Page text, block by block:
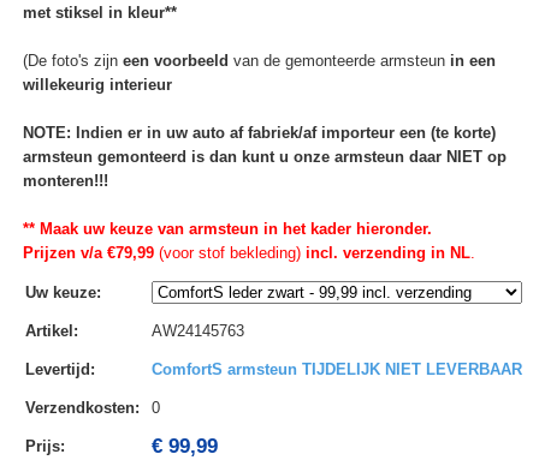
met stiksel in kleur**
(De foto's zijn een voorbeeld van de gemonteerde armsteun in een
willekeurig interieur
NOTE: Indien er in uw auto af fabriek/af importeur een (te korte)
armsteun gemonteerd is dan kunt u onze armsteun daar NIET op
monteren!!!
** Maak uw keuze van armsteun in het kader hieronder.
Prijzen v/a €79,99(voor stof bekleding)incl. verzending in NL.
Uw keuze:
Artikel : AW24145763
Levertijd : ComfortS armsteun TIJDELIJK NIET LEVERBAAR
Verzendkosten: 0
Prijs: € 99,99